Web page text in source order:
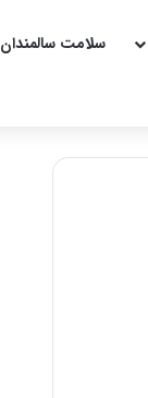
سلامت سالمندان